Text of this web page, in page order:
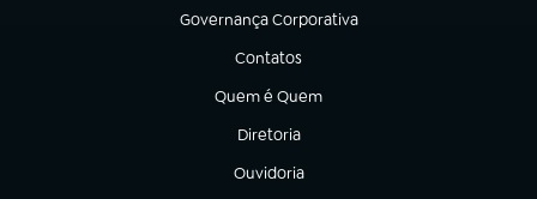
Governança Corporativa
(abre em nova aba)
Contatos
(abre em nova aba)
Quem é Quem
(abre em nova aba)
Diretoria
(abre em nova aba)
Ouvidoria
(abre em nova aba)